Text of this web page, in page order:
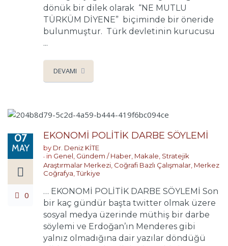
dönük bir dilek olarak “NE MUTLU
TÜRKÜM DİYENE” biçiminde bir öneride
bulunmuştur. Türk devletinin kurucusu
...
DEVAMI
07
MAY
0
EKONOMİ POLİTİK DARBE SÖYLEMİ
by Dr. Deniz KİTE
in Genel Gündem / Haber Makale Stratejik
Araştırmalar Merkezi Coğrafi Bazlı Çalışmalar Merkez
Coğrafya ,Türkiye
… EKONOMİ POLİTİK DARBE SÖYLEMİ Son
bir kaç gündür başta twitter olmak üzere
sosyal medya üzerinde müthiş bir darbe
söylemi ve Erdoğan’ın Menderes gibi
yalnız olmadığına dair yazılar döndüğü